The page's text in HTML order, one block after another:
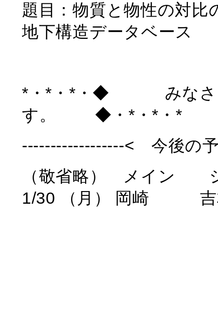
題目：物質と物性の対
地下構造データベース
*・*・*・◆ みなさま
す。 ◆・*・*・*
------------------< 今後の
（敬省略） メイン
1/30 （月） 岡崎 吉